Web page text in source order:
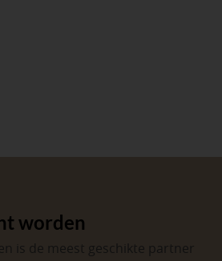
worden
is de meest geschikte partner